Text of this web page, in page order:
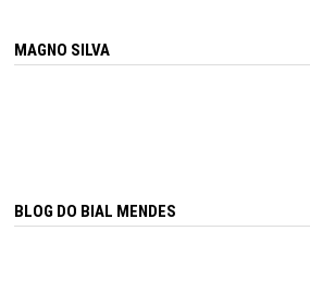
MAGNO SILVA
BLOG DO BIAL MENDES